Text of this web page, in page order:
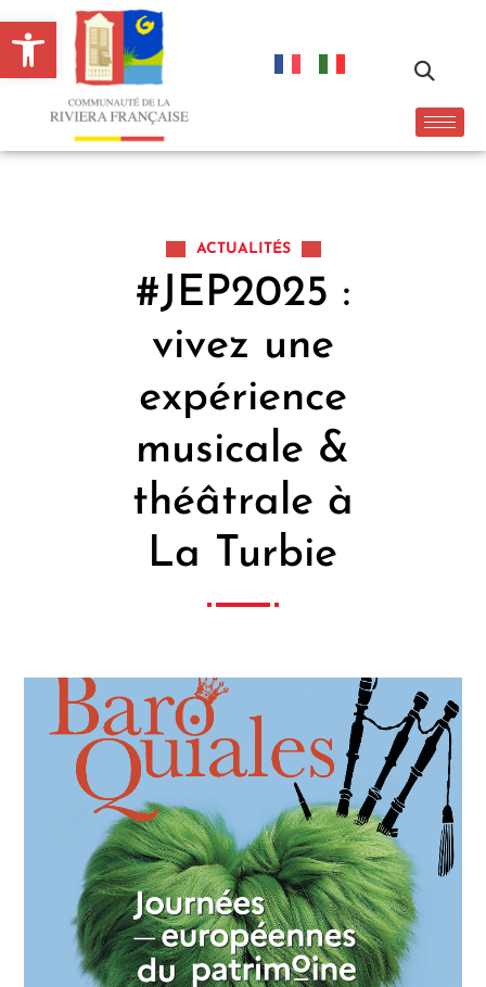
Ouvrir la barre d’outils
ACTUALITÉS
#JEP2025 :
vivez une
expérience
musicale &
théâtrale à
La Turbie